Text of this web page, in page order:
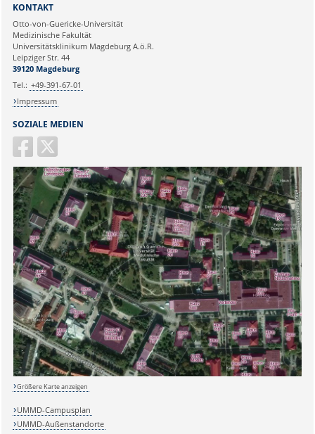
Ihre E-Mailadresse:
Ihr Anliegen:
SOZIALE MEDIEN
KONTAKT
Otto-von-Guericke-Universität
Medizinische Fakultät
Universitätsklinikum Magdeburg A.ö.R.
Leipziger Str. 44
39120 Magdeburg
Tel.: +49-391-67-01
Impressum
Größere Karte anzeigen
UMMD-Campusplan
UMMD-Außenstandorte